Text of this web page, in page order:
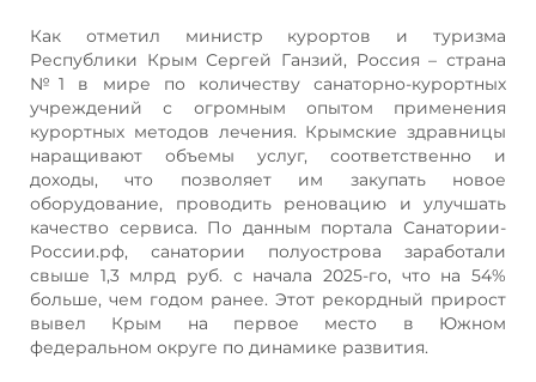
Как отметил министр курортов и туризма
Республики Крым Сергей Ганзий, Россия – страна
№1 в мире по количеству санаторно-курортных
учреждений с огромным опытом применения
курортных методов лечения. Крымские здравницы
наращивают объемы услуг, соответственно и
доходы, что позволяет им закупать новое
оборудование, проводить реновацию и улучшать
качество сервиса. По данным портала Санатории-
России.рф, санатории полуострова заработали
свыше 1,3 млрд руб. с начала 2025-го, что на 54%
больше, чем годом ранее. Этот рекордный прирост
вывел Крым на первое место в Южном
федеральном округе по динамике развития.